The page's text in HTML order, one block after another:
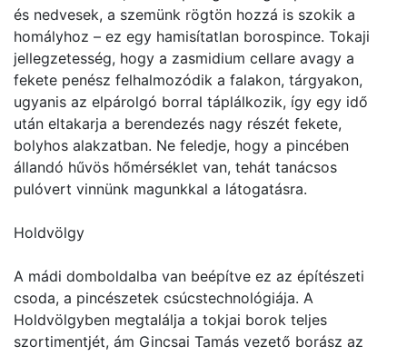
és nedvesek, a szemünk rögtön hozzá is szokik a
homályhoz – ez egy hamisítatlan borospince. Tokaji
jellegzetesség, hogy a zasmidium cellare avagy a
fekete penész felhalmozódik a falakon, tárgyakon,
ugyanis az elpárolgó borral táplálkozik, így egy idő
után eltakarja a berendezés nagy részét fekete,
bolyhos alakzatban. Ne feledje, hogy a pincében
állandó hűvös hőmérséklet van, tehát tanácsos
pulóvert vinnünk magunkkal a látogatásra.
Holdvölgy
A mádi domboldalba van beépítve ez az építészeti
csoda, a pincészetek csúcstechnológiája. A
Holdvölgyben megtalálja a tokjai borok teljes
szortimentjét, ám Gincsai Tamás vezető borász az